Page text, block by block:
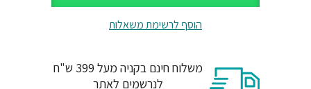
הוסף לרשימת משאלות
משלוח חינם בקניה מעל 399 ש"ח
לנרשמים לאתר